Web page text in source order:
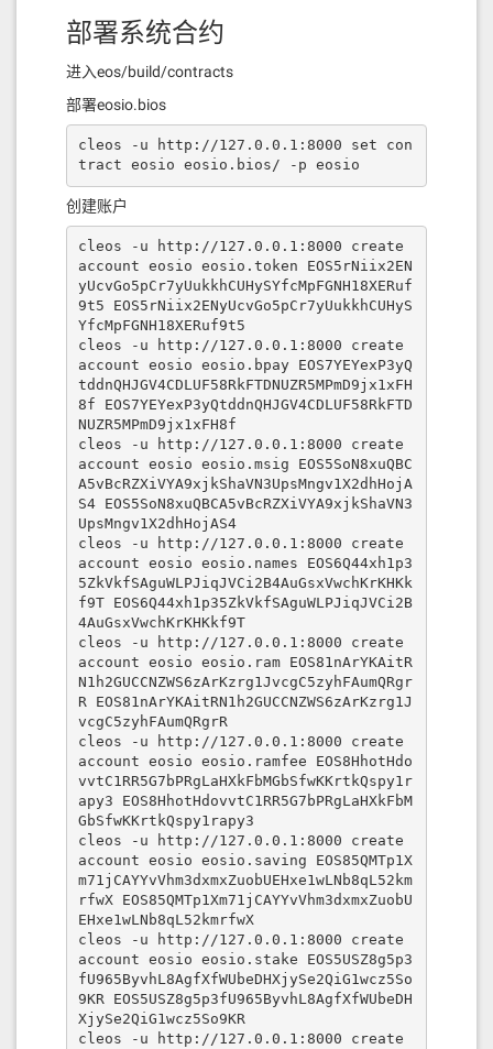
部署系统合约
进入eos/build/contracts
部署eosio.bios
cleos -u http://127.0.0.1:8000 set con
tract eosio eosio.bios/ -p eosio
创建账户
cleos -u http://127.0.0.1:8000 create
account eosio eosio.token EOS5rNiix2EN
yUcvGo5pCr7yUukkhCUHySYfcMpFGNH18XERuf
9t5 EOS5rNiix2ENyUcvGo5pCr7yUukkhCUHyS
YfcMpFGNH18XERuf9t5
cleos -u http://127.0.0.1:8000 create
account eosio eosio.bpay EOS7YEYexP3yQ
tddnQHJGV4CDLUF58RkFTDNUZR5MPmD9jx1xFH
8f EOS7YEYexP3yQtddnQHJGV4CDLUF58RkFTD
NUZR5MPmD9jx1xFH8f
cleos -u http://127.0.0.1:8000 create
account eosio eosio.msig EOS5SoN8xuQBC
A5vBcRZXiVYA9xjkShaVN3UpsMngv1X2dhHojA
S4 EOS5SoN8xuQBCA5vBcRZXiVYA9xjkShaVN3
UpsMngv1X2dhHojAS4
cleos -u http://127.0.0.1:8000 create
account eosio eosio.names EOS6Q44xh1p3
5ZkVkfSAguWLPJiqJVCi2B4AuGsxVwchKrKHKk
f9T EOS6Q44xh1p35ZkVkfSAguWLPJiqJVCi2B
4AuGsxVwchKrKHKkf9T
cleos -u http://127.0.0.1:8000 create
account eosio eosio.ram EOS81nArYKAitR
N1h2GUCCNZWS6zArKzrg1JvcgC5zyhFAumQRgr
R EOS81nArYKAitRN1h2GUCCNZWS6zArKzrg1J
vcgC5zyhFAumQRgrR
cleos -u http://127.0.0.1:8000 create
account eosio eosio.ramfee EOS8HhotHdo
vvtC1RR5G7bPRgLaHXkFbMGbSfwKKrtkQspy1r
apy3 EOS8HhotHdovvtC1RR5G7bPRgLaHXkFbM
GbSfwKKrtkQspy1rapy3
cleos -u http://127.0.0.1:8000 create
account eosio eosio.saving EOS85QMTp1X
m71jCAYYvVhm3dxmxZuobUEHxe1wLNb8qL52km
rfwX EOS85QMTp1Xm71jCAYYvVhm3dxmxZuobU
EHxe1wLNb8qL52kmrfwX
cleos -u http://127.0.0.1:8000 create
account eosio eosio.stake EOS5USZ8g5p3
fU965ByvhL8AgfXfWUbeDHXjySe2QiG1wcz5So
9KR EOS5USZ8g5p3fU965ByvhL8AgfXfWUbeDH
XjySe2QiG1wcz5So9KR
cleos -u http://127.0.0.1:8000 create